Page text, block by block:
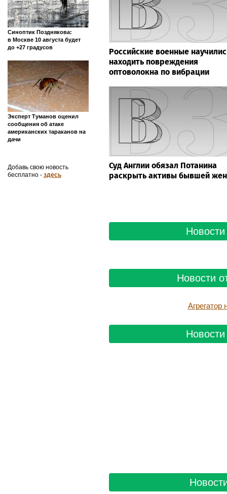
Синоптик Позднякова:
в Москве 10 августа будет
до +27 градусов
Эксперт Туманов оценил
сообщения об атаке
американских тараканов на
дачи
Добавь свою новость
бесплатно - здесь
Российские военные
находить повреждения
оптоволокна по вибрации
Суд Англии обязал Потанина
раскрыть активы бывшей
Новости